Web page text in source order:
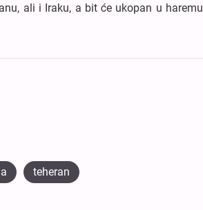
ali i Iraku, a bit će ukopan u haremu
teheran